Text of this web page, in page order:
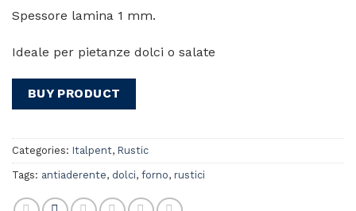
Spessore lamina 1 mm.
Ideale per pietanze dolci o salate
BUY PRODUCT
Categories: Italpent, Rustic
Tags: antiaderente, dolci, forno, rustici